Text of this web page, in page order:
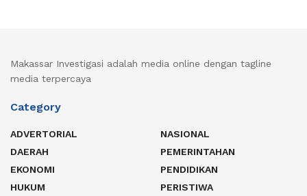
Makassar Investigasi adalah media online dengan tagline
media terpercaya
Category
ADVERTORIAL
DAERAH
EKONOMI
HUKUM
NASIONAL
PEMERINTAHAN
PENDIDIKAN
PERISTIWA